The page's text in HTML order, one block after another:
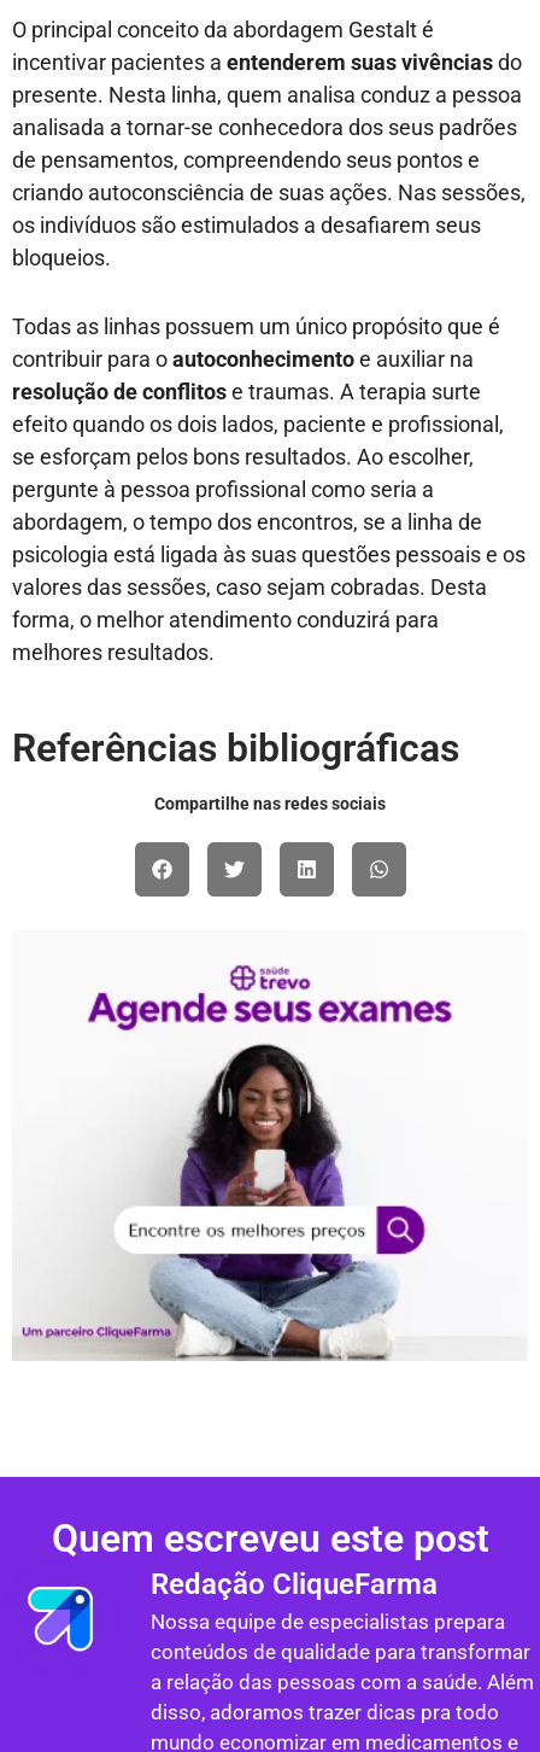
O principal conceito da abordagem Gestalt é
incentivar pacientes a entenderem suas vivênciasdo
presente. Nesta linha, quem analisa conduz a pessoa
analisada a tornar-se conhecedora dos seus padrões
de pensamentos, compreendendo seus pontos e
criando autoconsciência de suas ações. Nas sessões,
os indivíduos são estimulados a desafiarem seus
bloqueios.
Todas as linhas possuem um único propósito que é
contribuir para oautoconhecimentoe auxiliar na
resolução de conflitose traumas. A terapia surte
efeito quando os dois lados, paciente e profissional,
se esforçam pelos bons resultados. Ao escolher,
pergunte à pessoa profissional como seria a
abordagem, o tempo dos encontros, se a linha de
psicologia está ligada às suas questões pessoais e os
valores das sessões, caso sejam cobradas. Desta
forma, o melhor atendimento conduzirá para
melhores resultados.
Referências bibliográficas
Compartilhe nas redes sociais
Quem escreveu este post
Redação CliqueFarma
Nossa equipe de especialistas prepara
conteúdos de qualidade para transformar
a relação das pessoas com a saúde. Além
disso, adoramos trazer dicas pra todo
mundo economizar em medicamentos e